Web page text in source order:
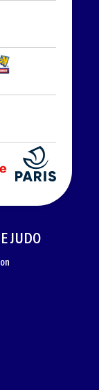
JUDO